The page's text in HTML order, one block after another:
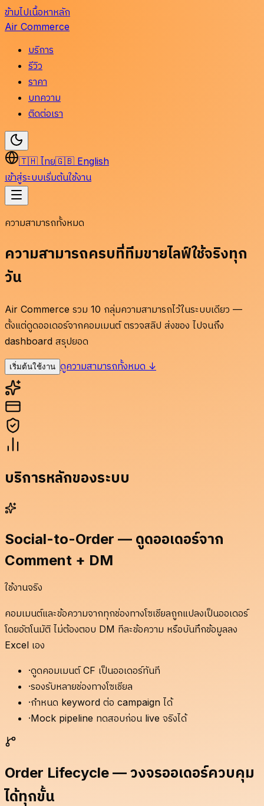
ข้ามไปเนื้อหาหลัก
Air Commerce
บริการ
รีวิว
ราคา
บทความ
ติดต่อเรา
🇹🇭 ไทย🇬🇧 English
เข้าสู่ระบบเริ่มต้นใช้งาน
ความสามารถทั้งหมด
ความสามารถครบที่ทีมขายไลฟ์ใช้จริงทุก
วัน
Air Commerce รวม 10 กลุ่มความสามารถไว้ในระบบเดียว —
ตั้งแต่ดูดออเดอร์จากคอมเมนต์ ตรวจสลิป ส่งของ ไปจนถึง
dashboard สรุปยอด
เริ่มต้นใช้งาน ดูความสามารถทั้งหมด ↓
บริการหลักของระบบ
Social-to-Order — ดูดออเดอร์จาก
Comment + DM
ใช้งานจริง
คอมเมนต์และข้อความจากทุกช่องทางโซเชียลถูกแปลงเป็นออเดอร์
โดยอัตโนมัติ ไม่ต้องตอบ DM ทีละข้อความ หรือบันทึกข้อมูลลง
Excel เอง
·ดูดคอมเมนต์ CF เป็นออเดอร์ทันที
·รองรับหลายช่องทางโซเชียล
·กำหนด keyword ต่อ campaign ได้
·Mock pipeline ทดสอบก่อน live จริงได้
Order Lifecycle — วงจรออเดอร์ควบคุม
ได้ทุกขั้น